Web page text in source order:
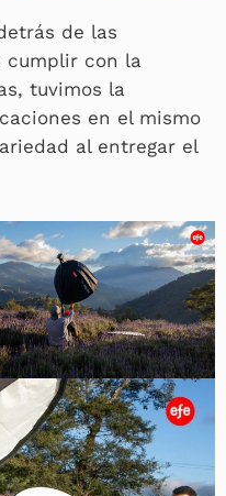
de las
cumplir con la
tuvimos la
en el mismo
al entregar el